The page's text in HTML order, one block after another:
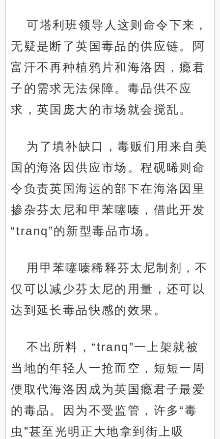
可塔利班领导人这则命令下来，
无疑是断了英国毒品的供应链。阿
富汗不再种植鸦片和海洛因，瘾君
子的需求无法保障。毒品供不应
求，英国庞大的市场就会搅乱。
为了填补缺口，毒贩们用来自美
国的海洛因供应市场。程砚晞则命
令负责英国海运的部下在海洛因里
掺杂芬太尼和甲苯噻嗪，借此开发
“tranq”的新型毒品市场。
用甲苯噻嗪稀释芬太尼制剂，不
仅可以减少芬太尼的用量，还可以
达到延长毒品快感的效果。
不出所料，“tranq”一上架就被
当地的年轻人一抢而空，短短一周
便取代海洛因成为英国瘾君子最爱
的毒品。因为不受监管，许多“毒
虫”甚至光明正大地拿到街上吸